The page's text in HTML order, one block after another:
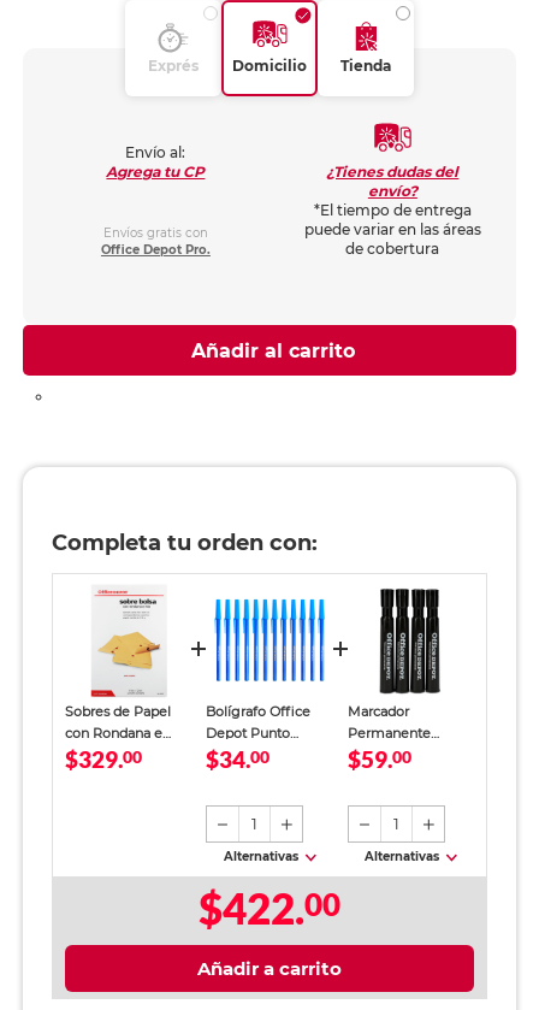
Exprés Domicilio Tienda
Envío al:
Agrega tu CP
Envíos gratis con
Office Depot Pro.
¿Tienes dudas del
envío?
*El tiempo de entrega
puede variar en las áreas
de cobertura
Añadir al carrito
Completa tu orden con:
Sobres de Papel
con Rondana e
Hilo Carta Office
$329.00
Bolígrafo Office
Depot Punto
Mediano Tinta Azul
$34.00
1
Alternativas
Marcador
Permanente
Office Depot
$59.00
1
Alternativas
$422.00
Añadir a carrito